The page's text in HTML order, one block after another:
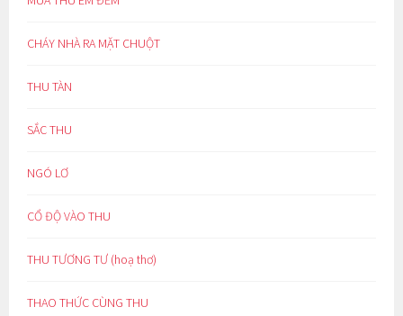
CHÁY NHÀ RA MẶT CHUỘT
THU TÀN
SẮC THU
NGÓ LƠ
CỔ ĐỘ VÀO THU
THU TƯƠNG TƯ (hoạ thơ)
THAO THỨC CÙNG THU